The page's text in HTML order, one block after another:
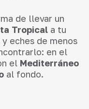
de llevar un
Tropical a tu
eches de menos
en el
el Mediterráneo
al fondo.